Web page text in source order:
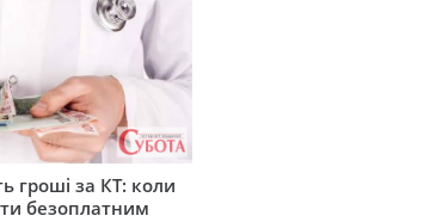
гроші за КТ: коли
безоплатним